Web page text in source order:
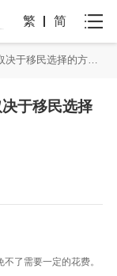
繁 简
移民葡萄牙大概要多少钱？主要取决于移民选择的方式！
于移民选择
了需要一定的花费。